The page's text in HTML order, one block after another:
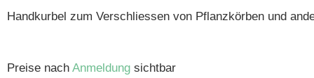
Handkurbel zum Verschliessen von Pflanzkörben und
Preise nach Anmeldung sichtbar